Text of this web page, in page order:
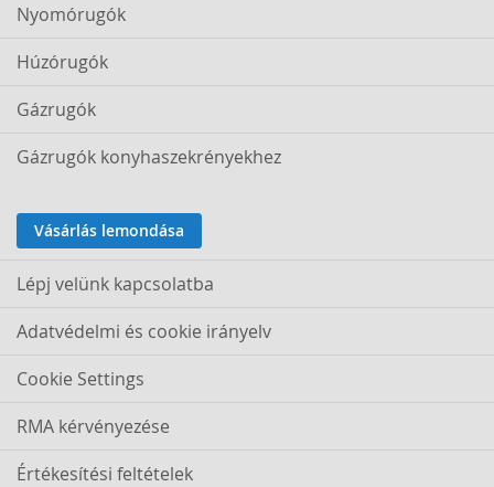
Nyomórugók
Húzórugók
Gázrugók
Gázrugók konyhaszekrényekhez
Vásárlás lemondása
Lépj velünk kapcsolatba
Adatvédelmi és cookie irányelv
Cookie Settings
RMA kérvényezése
Értékesítési feltételek